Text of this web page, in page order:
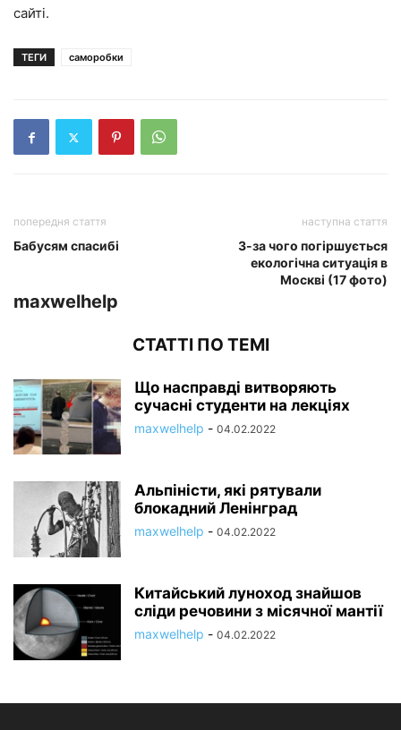
сайті.
ТЕГИ саморобки
попередня стаття
Бабусям спасибі
наступна стаття
З-за чого погіршується
екологічна ситуація в
Москві (17 фото)
maxwelhelp
СТАТТІ ПО ТЕМІ
Що насправді витворяють
сучасні студенти на лекціях
maxwelhelp - 04.02.2022
Альпіністи, які рятували
блокадний Ленінград
maxwelhelp - 04.02.2022
Китайський луноход знайшов
сліди речовини з місячної мантії
maxwelhelp - 04.02.2022